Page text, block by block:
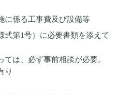
に係る工事費及び設備等
式第1号）に必要書類を添えて
必ず事前相談が必要。
り